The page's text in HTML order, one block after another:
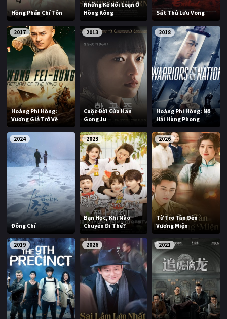
Hồng Phấn Chí Tôn
Những Kẻ Nổi Loạn Ở
Hồng Kông
Sát Thủ Lưu Vong
2017
Hoàng Phi Hồng:
Vương Giả Trở Về
2013
Cuộc Đời Của Han
Gong Ju
2018
Hoàng Phi Hồng: Nộ
Hải Hùng Phong
2024
Đông Chí
2023
Bạn Học, Khi Nào
Chuyển Đi Thế?
2026
Từ Tro Tàn Đến
Vương Miện
2019 2026 2021